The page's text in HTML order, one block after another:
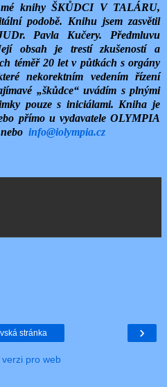
mé knihy ŠKŮDCI V TALÁRU,
podobě. Knihu jsem zasvětil
Pavla Kučery. Předmluvu
obsah je trestí zkušeností a
téměř 20 let v půtkách s orgány
nekorektním vedením řízení
„škůdce“ uvádím s plnými
pouze s iniciálami. Kniha je
přímo u vydavatele OLYMPIA
nebo info@iolympia.cz
›
stránka
pro web